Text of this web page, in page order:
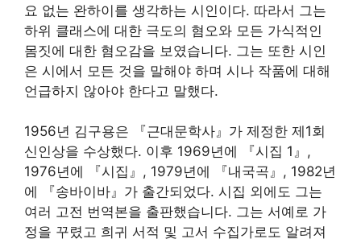
요 없는 완하이를 생각하는 시인이다. 따라서 그는
하위 클래스에 대한 극도의 혐오와 모든 가식적인
몸짓에 대한 혐오감을 보였습니다. 그는 또한 시인
은 시에서 모든 것을 말해야 하며 시나 작품에 대해
언급하지 않아야 한다고 말했다.
1956년 김구용은 『근대문학사』가 제정한 제1회
신인상을 수상했다. 이후 1969년에 『시집 1』,
1976년에 『시집』, 1979년에 『내국곡』, 1982년
에 『송바이바』가 출간되었다. 시집 외에도 그는
여러 고전 번역본을 출판했습니다. 그는 서예로 가
정을 꾸렸고 희귀 서적 및 고서 수집가로도 알려져